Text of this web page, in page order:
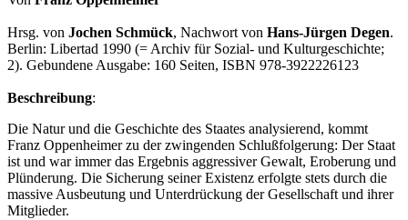
Hrsg. von Jochen Schmück, Nachwort von Hans-Jürgen Degen.
Berlin: Libertad 1990 (= Archiv für Sozial- und Kulturgeschichte;
2). Gebundene Ausgabe: 160 Seiten, ISBN 978-3922226123
Beschreibung:
Die Natur und die Geschichte des Staates analysierend, kommt
Franz Oppenheimer zu der zwingenden Schlußfolgerung: Der Staat
ist und war immer das Ergebnis aggressiver Gewalt, Eroberung und
Plünderung. Die Sicherung seiner Existenz erfolgte stets durch die
massive Ausbeutung und Unterdrückung der Gesellschaft und ihrer
Mitglieder.